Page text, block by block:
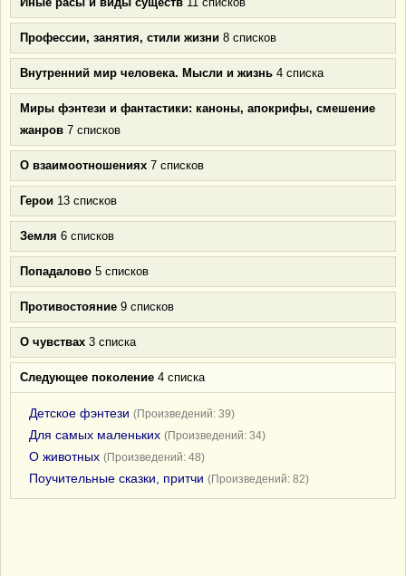
Профессии, занятия, стили жизни 8 списков
Внутренний мир человека. Мысли и жизнь 4 списка
Миры фэнтези и фантастики: каноны, апокрифы, смешение
жанров 7 списков
О взаимоотношениях 7 списков
Герои 13 списков
Земля 6 списков
Попадалово 5 списков
Противостояние 9 списков
О чувствах 3 списка
Следующее поколение 4 списка
Детское фэнтези (Произведений: 39)
Для самых маленьких (Произведений: 34)
О животных (Произведений: 48)
Поучительные сказки, притчи (Произведений: 82)